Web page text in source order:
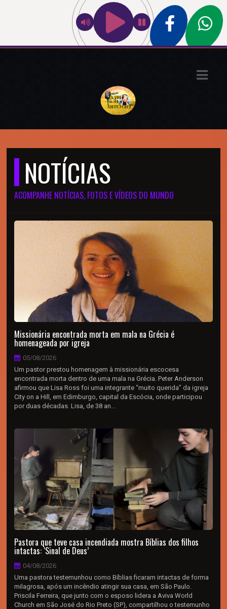
NOTÍCIAS
ACOMPANHE NOTÍCIAS, FOTOS E VÍDEOS DO MUNDO
Missionária encontrada morta em mala na Grécia é
homenageada por igreja
05/08/2026
Um pastor prestou homenagem à missionária escocesa
encontrada morta dentro de uma mala na Grécia. Peter Anderson
afirmou que Lisa Ross foi uma integrante “muito querida” da igreja
City on a Hill, em Edimburgo, capital da Escócia, onde participou
por duas décadas. Lisa, de 38 an...
Pastora que teve casa incendiada mostra Bíblias dos filhos
intactas: ‘Sinal de Deus’
04/08/2026
Uma pastora testemunhou como Bíblias ficaram intactas de forma
milagrosa, após um incêndio atingir sua casa, em São Paulo.
Priscila Ferreira, que junto com o esposo lidera a Aviva World
Church em São José do Rio Preto (SP), compartilhou o testemunho